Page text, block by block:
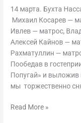
14 марта. Бухта
Михаил Косарев —
Ивлев — матрос,
Алексей Кайнов —
Рахматуллин —
Пообедав в
Попугай» и выложив
мы торжественно
Read More »